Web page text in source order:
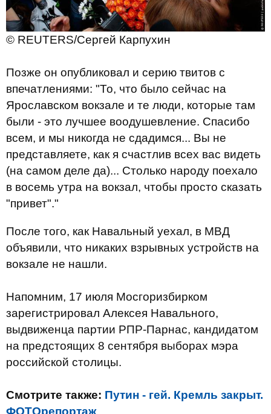
© REUTERS/Сергей Карпухин
Позже он опубликовал и серию твитов с
впечатлениями: "То, что было сейчас на
Ярославском вокзале и те люди, которые там
были - это лучшее воодушевление. Спасибо
всем, и мы никогда не сдадимся... Вы не
представляете, как я счастлив всех вас видеть
(на самом деле да)... Столько народу поехало
в восемь утра на вокзал, чтобы просто сказать
"привет"."
После того, как Навальный уехал, в МВД
объявили, что никаких взрывных устройств на
вокзале не нашли.
Напомним, 17 июля Мосгоризбирком
зарегистрировал Алексея Навального,
выдвиженца партии РПР-Парнас, кандидатом
на предстоящих 8 сентября выборах мэра
российской столицы.
Смотрите также: Путин - гей. Кремль закрыт.
ФОТОрепортаж